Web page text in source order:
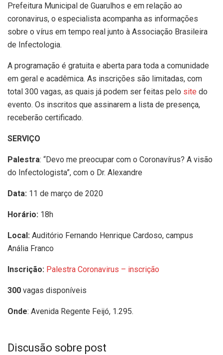
Prefeitura Municipal de Guarulhos e em relação ao
coronavirus, o especialista acompanha as informações
sobre o vírus em tempo real junto à Associação Brasileira
de Infectologia.
A programação é gratuita e aberta para toda a comunidade
em geral e acadêmica. As inscrições são limitadas, com
total 300 vagas, as quais já podem ser feitas pelo site do
evento. Os inscritos que assinarem a lista de presença,
receberão certificado.
SERVIÇO
Palestra: “Devo me preocupar com o Coronavírus? A visão
do Infectologista”, com o Dr. Alexandre
Data: 11 de março de 2020
Horário: 18h
Local: Auditório Fernando Henrique Cardoso, campus
Anália Franco
Inscrição: Palestra Coronavirus – inscrição
300 vagas disponíveis
Onde: Avenida Regente Feijó, 1.295.
Discusão sobre post